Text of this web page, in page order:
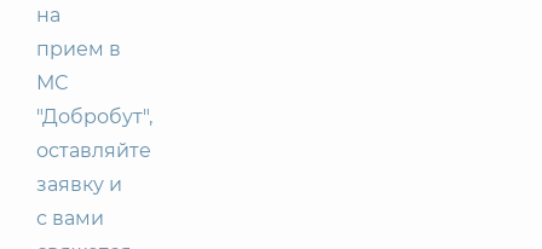
на
прием в
МС
"Добробут",
оставляйте
заявку и
с вами